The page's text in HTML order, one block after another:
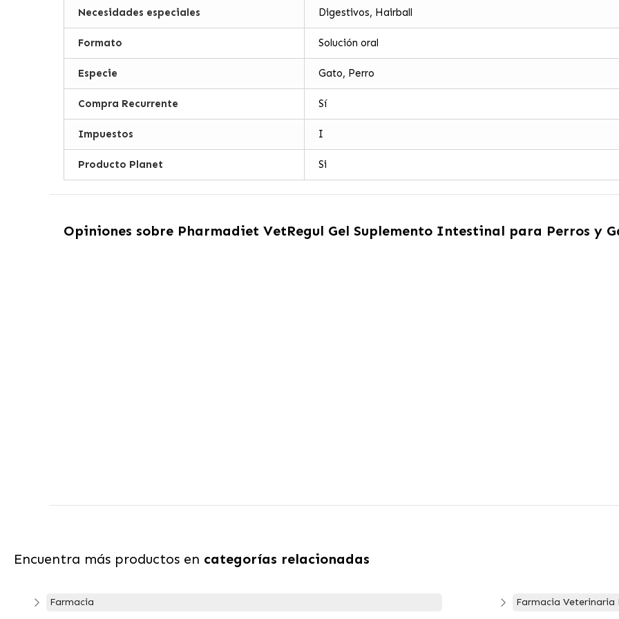
Necesidades especiales Digestivos, Hairball
Formato Solución oral
Especie Gato, Perro
Compra Recurrente Sí
Impuestos I
Producto Planet Si
Opiniones sobre Pharmadiet VetRegul Gel Suplemento Intestinal para Perros y
Encuentra más productos en categorías relacionadas
Farmacia Farmacia Veterinaria